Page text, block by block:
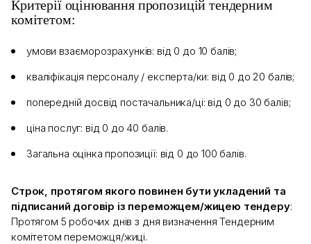
Критерії оцінювання пропозицій тендерним
комітетом:
умови взаєморозрахунків: від 0 до 10 балів;
кваліфікація персоналу / експерта/ки: від 0 до 20 балів;
попередній досвід постачальника/ці: від 0 до 30 балів;
ціна послуг: від 0 до 40 балів.
Загальна оцінка пропозиції: від 0 до 100 балів.
Строк, протягом якого повинен бути укладений та
підписаний договір із переможцем/жицею тендеру:
Протягом 5 робочих днів з дня визначення Тендерним
комітетом переможця/жиці.